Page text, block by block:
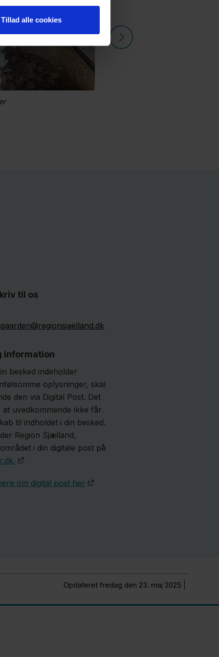
Tillad alle cookies
til os
information
besked indeholder
oplysninger, skal
den via Digital Post. Det
at uvedkommende ikke får
til indholdet i din besked.
Region Sjælland,
i din digitale post på
om digital post her
Opdateret fredag den 23. maj 2025